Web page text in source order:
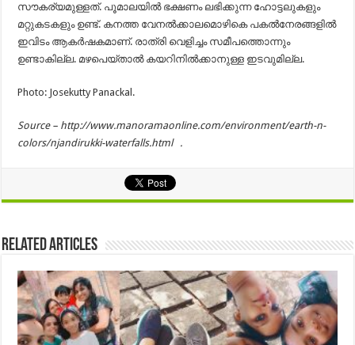
സൗകര്യമുള്ളത്. പൂമാലയില്‍ ഭക്ഷണം ലഭിക്കുന്ന ഹോട്ടലുകളും
മറ്റുകടകളും ഉണ്ട്. കനത്ത വേനല്‍ക്കാലമൊഴികെ പകല്‍നേരങ്ങളില്‍
ഇവിടം ആകര്‍ഷകമാണ്. രാത്രി വെളിച്ചം സമീപത്തൊന്നും
ഉണ്ടാകില്ല. മഴപെയ്താല്‍ കയറിനില്‍ക്കാനുള്ള ഇടവുമില്ല.
Photo: Josekutty Panackal.
Source – http://www.manoramaonline.com/environment/earth-n-
colors/njandirukki-waterfalls.html .
Related Articles